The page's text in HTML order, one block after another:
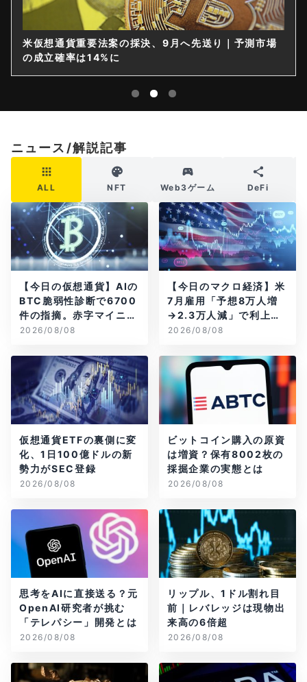
米仮想通貨重要法案の採決、9月へ先送り｜予測市場
の成立確率は14%に
ニュース/解説記事
ALL NFT Web3ゲーム DeFi
【今日の仮想通貨】AIの
BTC脆弱性診断で6700
件の指摘。赤字マイニン
グ企業はAIに賭ける
2026/08/08
【今日のマクロ経済】米
7月雇用「予想8万人増
→2.3万人減」で利上げ
観測後退
2026/08/08
仮想通貨ETFの裏側に変
化、1日100億ドルの新
勢力がSEC登録
2026/08/08
ビットコイン購入の原資
は増資？保有8002枚の
採掘企業の実態とは
2026/08/08
思考をAIに直接送る？元
OpenAI研究者が挑む
「テレパシー」開発とは
2026/08/08
リップル、1ドル割れ目
前｜レバレッジは現物出
来高の6倍超
2026/08/08